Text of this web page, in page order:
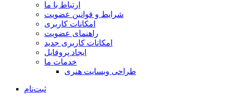
ارتباط با ما
شرایط و قوانین عضویت
امکانات کاربری
راهنمای عضویت
امکانات کاربری جدید
ایجاد پروفایل
خدمات ما
طراحی وبسایت هنری
ثبت‌نام